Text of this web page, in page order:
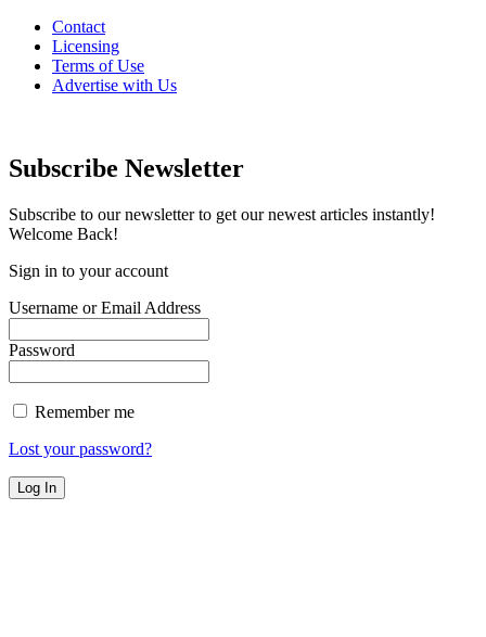
Contact
Licensing
Terms of Use
Advertise with Us
Subscribe Newsletter
Subscribe to our newsletter to get our newest articles instantly!
Welcome Back!
Sign in to your account
Username or Email Address
Password
Remember me
Lost your password?